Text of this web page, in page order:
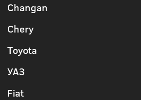
Changan
Chery
Toyota
УАЗ
Fiat